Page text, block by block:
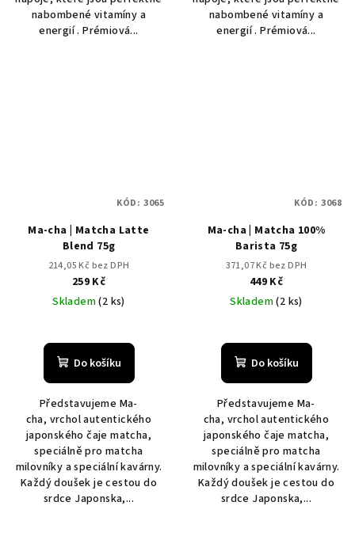
nabombené vitamíny a
energií . Prémiová...
nabombené vitamíny a
energií . Prémiová...
Ma-cha | Matcha Latte
Blend 75g
214,05 Kč bez DPH
259 Kč
Skladem(2 ks)
Do košíku
Představujeme Ma-
cha, vrchol autentického
japonského čaje matcha,
speciálně pro matcha
milovníky a speciální kavárny.
Každý doušek je cestou do
srdce Japonska,...
KÓD: 3065
Ma-cha | Matcha 100%
Barista 75g
371,07 Kč bez DPH
449 Kč
Skladem(2 ks)
Do košíku
Představujeme Ma-
cha, vrchol autentického
japonského čaje matcha,
speciálně pro matcha
milovníky a speciální kavárny.
Každý doušek je cestou do
srdce Japonska,...
KÓD: 3068